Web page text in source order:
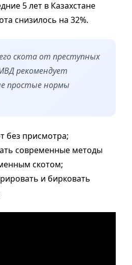
5 лет в Казахстане
снизилось на 32%.
скота от преступных
рекомендует
простые нормы
без присмотра;
современные методы
скотом;
и бирковать